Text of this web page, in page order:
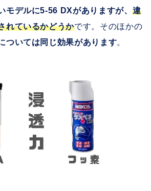
モデルに5-56 DXがありますが、 違
れているかどうかです。そのほかの
ついては同じ効果があります。